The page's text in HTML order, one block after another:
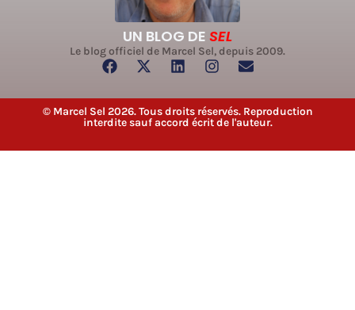
UN BLOG DE SEL
Le blog officiel de Marcel Sel, depuis 2009.
© Marcel Sel 2026. Tous droits réservés. Reproduction
interdite sauf accord écrit de l'auteur.